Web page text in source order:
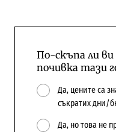
По-скъпа ли
почивка тази
Да, цените са
съкратих дни/
Да, но това не